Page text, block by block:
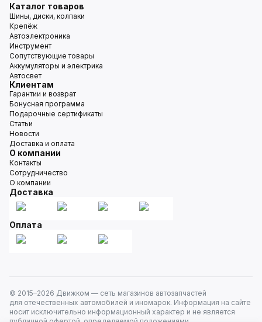
Каталог товаров
Шины, диски, колпаки
Крепёж
Автоэлектроника
Инструмент
Сопутствующие товары
Аккумуляторы и электрика
Автосвет
Клиентам
Гарантии и возврат
Бонусная программа
Подарочные сертификаты
Статьи
Новости
Доставка и оплата
О компании
Контакты
Сотрудничество
О компании
Доставка
Оплата
© 2015–2026 Движком — сеть магазинов автозапчастей
для отечественных автомобилей и иномарок. Информация на сайте
носит исключительно информационный характер и не является